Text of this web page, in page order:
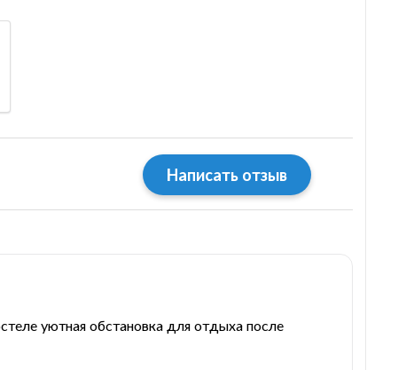
Написать отзыв
уютная обстановка для отдыха после